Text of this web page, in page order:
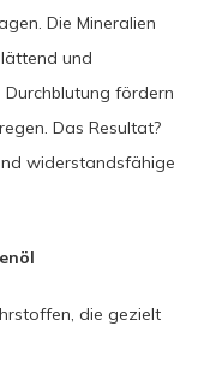
Die Mineralien
und
fördern
Das Resultat?
widerstandsfähige
die gezielt